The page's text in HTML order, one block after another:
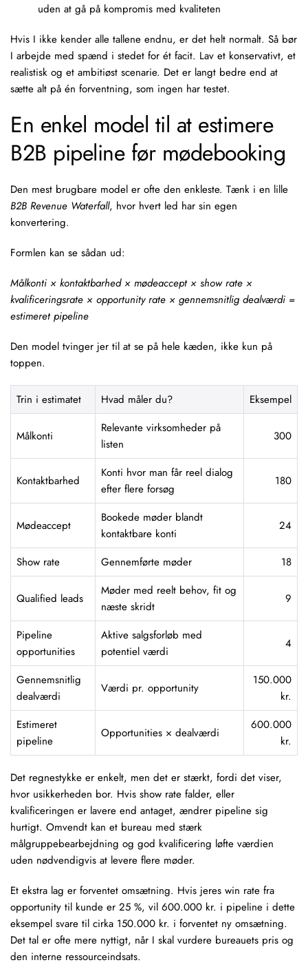
uden at gå på kompromis med kvaliteten
Hvis I ikke kender alle tallene endnu, er det helt normalt. Så bør
I arbejde med spænd i stedet for ét facit. Lav et konservativt, et
realistisk og et ambitiøst scenarie. Det er langt bedre end at
sætte alt på én forventning, som ingen har testet.
En enkel model til at estimere
B2B pipeline før mødebooking
Den mest brugbare model er ofte den enkleste. Tænk i en lille
B2B Revenue Waterfall, hvor hvert led har sin egen
konvertering.
Formlen kan se sådan ud:
Målkonti × kontaktbarhed × mødeaccept × show rate ×
kvalificeringsrate × opportunity rate × gennemsnitlig dealværdi =
estimeret pipeline
Den model tvinger jer til at se på hele kæden, ikke kun på
toppen.
Trin i estimatet Hvad måler du? Eksempel
Målkonti
Relevante virksomheder på
listen
300
Kontaktbarhed
Konti hvor man får reel dialog
efter flere forsøg
180
Mødeaccept
Bookede møder blandt
kontaktbare konti
24
Show rate Gennemførte møder 18
Qualified leads
Møder med reelt behov, fit og
næste skridt
9
Pipeline
opportunities
Aktive salgsforløb med
potentiel værdi
4
Gennemsnitlig
dealværdi
Værdi pr. opportunity
150.000
kr.
Estimeret
pipeline
Opportunities × dealværdi
600.000
kr.
Det regnestykke er enkelt, men det er stærkt, fordi det viser,
hvor usikkerheden bor. Hvis show rate falder, eller
kvalificeringen er lavere end antaget, ændrer pipeline sig
hurtigt. Omvendt kan et bureau med stærk
målgruppebearbejdning og god kvalificering løfte værdien
uden nødvendigvis at levere flere møder.
Et ekstra lag er forventet omsætning. Hvis jeres win rate fra
opportunity til kunde er 25 %, vil 600.000 kr. i pipeline i dette
eksempel svare til cirka 150.000 kr. i forventet ny omsætning.
Det tal er ofte mere nyttigt, når I skal vurdere bureauets pris og
den interne ressourceindsats.